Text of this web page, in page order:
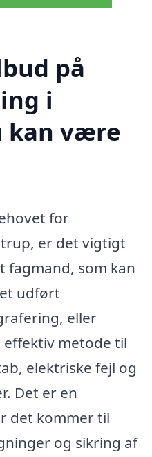
på
i
kan være
for
er det vigtigt
fagmand, som kan
udført
eller
metode til
elektriske fejl og
Det er en
det kommer til
og sikring af